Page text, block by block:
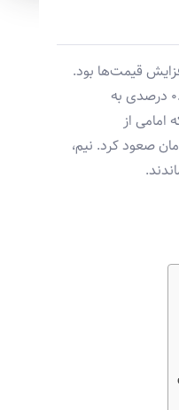
قیمت‌ها بود.
هر گرم طلا ۱۸ عیار با رشد ۰.۱۸ درصدی به
امامی از
به ۱۱۴,۰۰۰,۰۰۰ تومان صعود کرد. نیم،